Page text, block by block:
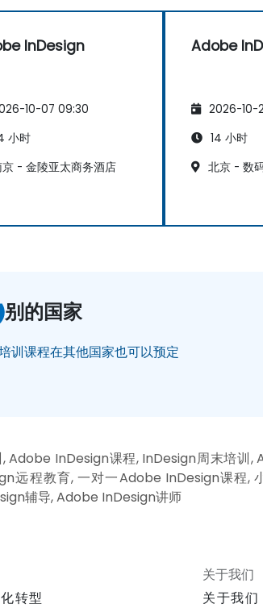
InDesign
10-07 09:30
小时
京 - 金陵亚太商务酒店
Adobe
2026-10-
14 小时
北京 - 数
别的国家
训课程在其他国家也可以预定
InDesign课程, InDesign周末培训,
远程教育, 一对一Adobe InDesign课程,
辅导, Adobe InDesign讲师
转型
关于我们
关于我们